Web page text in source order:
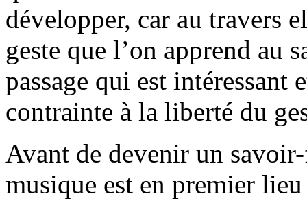
développer, car au travers
geste que l’on apprend au
passage qui est
contrainte à la liberté du
Avant de devenir un
musique est en premier